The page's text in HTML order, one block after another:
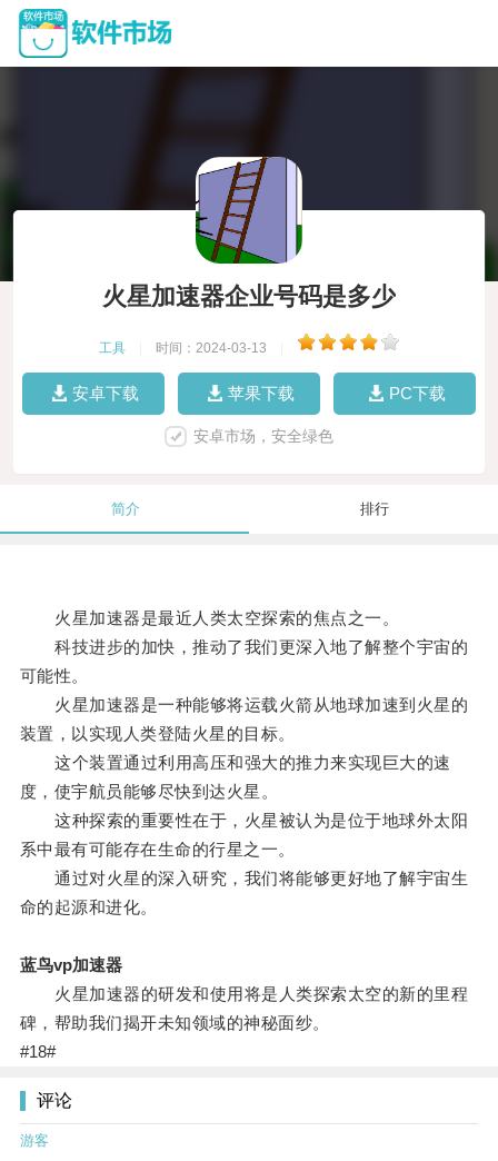
火星加速器企业号码是多少
工具 时间：2024-03-13
安卓下载 苹果下载 PC下载
安卓市场，安全绿色
简介 排行
火星加速器是最近人类太空探索的焦点之一。
科技进步的加快，推动了我们更深入地了解整个宇宙的
可能性。
火星加速器是一种能够将运载火箭从地球加速到火星的
装置，以实现人类登陆火星的目标。
这个装置通过利用高压和强大的推力来实现巨大的速
度，使宇航员能够尽快到达火星。
这种探索的重要性在于，火星被认为是位于地球外太阳
系中最有可能存在生命的行星之一。
通过对火星的深入研究，我们将能够更好地了解宇宙生
命的起源和进化。
蓝鸟vp加速器
火星加速器的研发和使用将是人类探索太空的新的里程
碑，帮助我们揭开未知领域的神秘面纱。
#18#
评论
游客